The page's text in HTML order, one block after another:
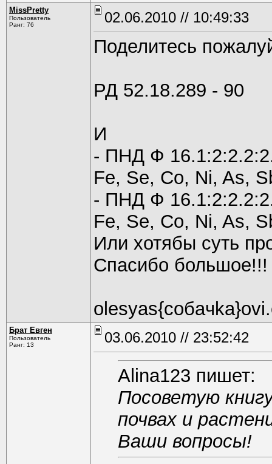
MissPretty
Пользователь
Ранг: 76
02.06.2010 // 10:49:33
Поделитесь
РД 52.18.289 - 90
И
- ПНД Ф
Fe, Se, Co, Ni, As,
- ПНД Ф
Fe, Se, Co, Ni, As,
Или хотябы суть
Спасибо большое!!!
Брат Евген
Пользователь
Ранг: 13
03.06.2010 // 23:52:42
Alina123 пишет:
Посоветую
почвах и
Ваши вопросы!